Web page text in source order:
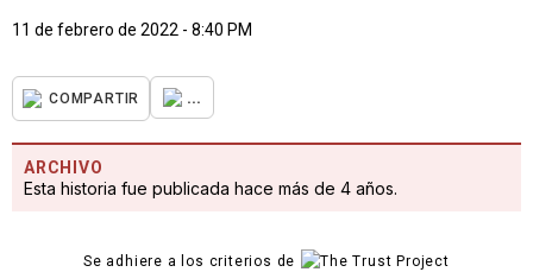
11 de febrero de 2022 - 8:40 PM
COMPARTIR ...
ARCHIVO
Esta historia fue publicada hace más de 4 años.
Se adhiere a los criterios de